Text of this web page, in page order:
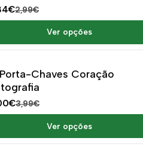
2,99€
Ver opções
DESCONTO
Chaves Coração
3,99€
Ver opções